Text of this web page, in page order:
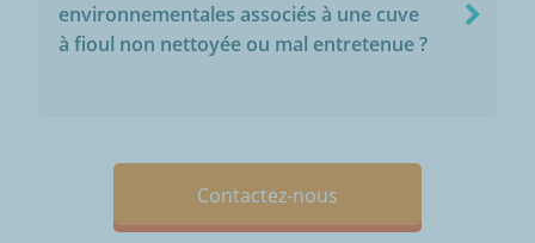
environnementales associés à une cuve
à fioul non nettoyée ou mal entretenue ?
Contactez-nous